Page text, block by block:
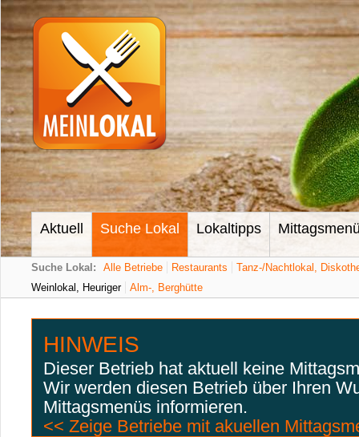
Aktuell Suche Lokal Lokaltipps
Suche Lokal: Alle Betriebe Restaurants
Tanz-/Nachtlokal,
Weinlokal, Heuriger
Alm-, Berghütte
HINWEIS
Dieser Betrieb hat aktuell keine
Wir werden diesen Betrieb über Ihren
Mittagsmenüs informieren.
<< Zeige Betriebe mit akuellen